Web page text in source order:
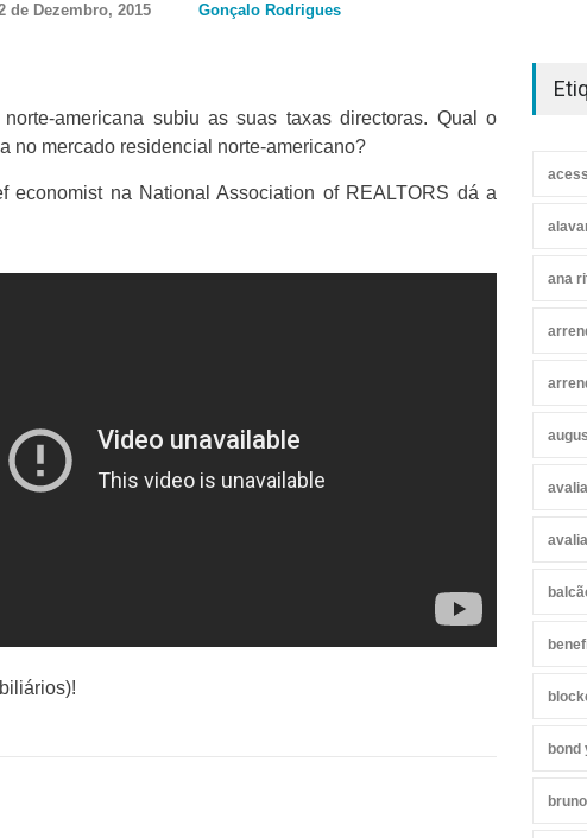
de Dezembro, 2015
Gonçalo Rodrigues
americana subiu as suas taxas directoras. Qual o
no mercado residencial norte-americano?
economist na National Association of REALTORS dá a
ana
bond